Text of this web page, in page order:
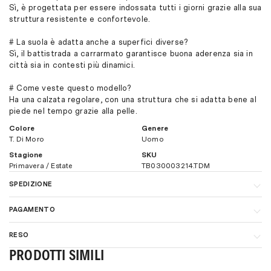
Sì, è progettata per essere indossata tutti i giorni grazie alla sua
struttura resistente e confortevole.
# La suola è adatta anche a superfici diverse?
Sì, il battistrada a carrarmato garantisce buona aderenza sia in
città sia in contesti più dinamici.
# Come veste questo modello?
Ha una calzata regolare, con una struttura che si adatta bene al
piede nel tempo grazie alla pelle.
Colore
T. Di Moro
Genere
Uomo
Stagione
Primavera / Estate
SKU
TB030003214.TDM
SPEDIZIONE
tempi di consegna sono di 1-3 giorni lavorativi. Per maggiori
dettagli sui costi di spedizioneclicca qui.
"Spedizioni e consegne
PAGAMENTO
acquisto consigliamo il pagamento con carta di credito (è
estremamente sicuro e nessun dato della carta di credito verrà
memorizzato sui nostri sistemi).
RESO
Procedura di reso o cambio misura facile e veloce, per maggiori
PRODOTTI SIMILI